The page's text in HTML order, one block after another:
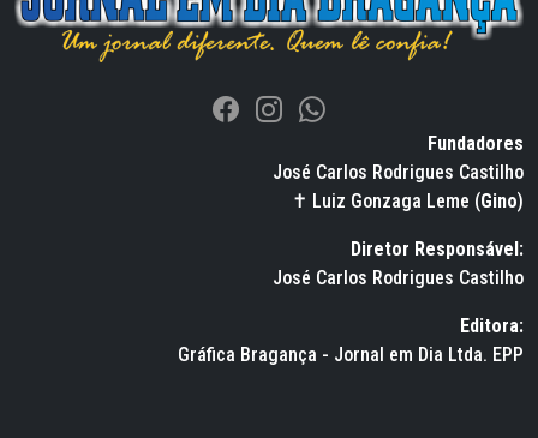
Fundadores
José Carlos Rodrigues Castilho
✝ Luiz Gonzaga Leme (Gino)
Diretor Responsável:
José Carlos Rodrigues Castilho
Editora:
Gráfica Bragança - Jornal em Dia Ltda. EPP